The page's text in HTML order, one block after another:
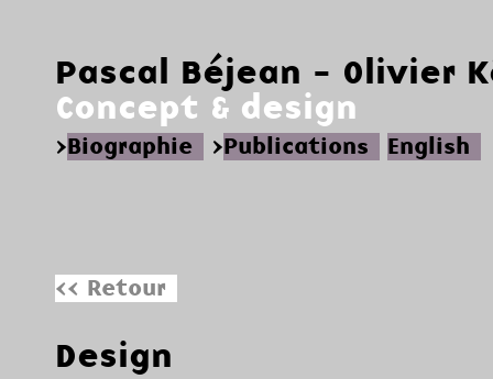
Pascal Béjean - Olivier
Concept & design
>Biographie >Publications English
<< Retour
Design